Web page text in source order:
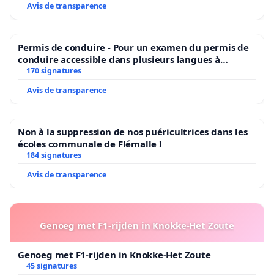
Avis de transparence
Permis de conduire - Pour un examen du permis de
conduire accessible dans plusieurs langues à
Bruxelles
170 signatures
Avis de transparence
Non à la suppression de nos puéricultrices dans les
écoles communale de Flémalle !
184 signatures
Avis de transparence
Genoeg met F1-rijden in Knokke-Het Zoute
Genoeg met F1-rijden in Knokke-Het Zoute
45 signatures